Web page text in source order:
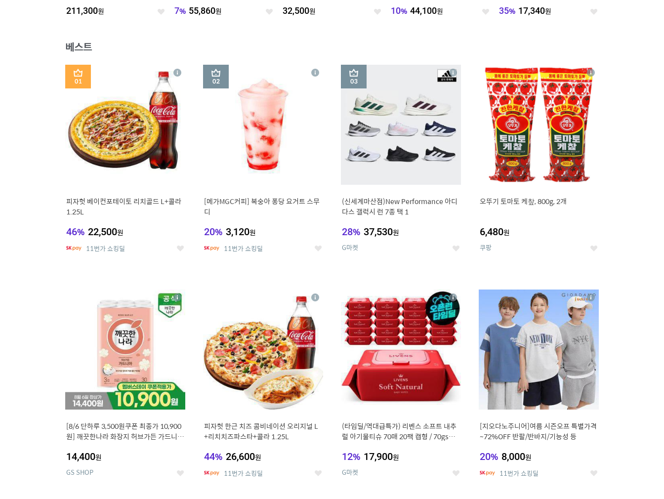
211,300원 좋 7% 55,860원 좋 32,500원 좋 10% 44,100원 좋 35% 17,340원 좋
베스트
1
피자헛 베이컨포테이토 리치골드 L+콜라
1.25L
46% 22,500원
11번가 쇼킹딜 좋
상
2
[메가MGC커피] 복숭아 퐁당 요거트 스무
디
20% 3,120원
11번가 쇼킹딜 좋
상
3
(신세계마산점)New Performance 아디
다스 갤럭시 런 7종 택 1
28% 37,530원
G마켓 좋
상
세
4
오뚜기 토마토 케챂, 800g, 2개
6,480원
쿠팡 좋
상
세
[8/6 단하루 3,500원쿠폰 최종가 10,900
원] 깨끗한나라 화장지 허브가든 가드니아
14,400원
GS SHOP 좋
상
세
피자헛 한근 치즈 콤비네이션 오리지널 L
+리치치즈파스타+콜라 1.25L
44% 26,600원
11번가 쇼킹딜 좋
상
(타임딜/역대급특가) 리벤스 소프트 내추
럴 아기물티슈 70매 20팩 캡형 / 70gsm
12% 17,900원
G마켓 좋
상
세
8
[지오다노주니어]여름 시즌오프 특별가격
~72%OFF 반팔/반바지/기능성 등
20% 8,000원
11번가 쇼킹딜 좋
상
세